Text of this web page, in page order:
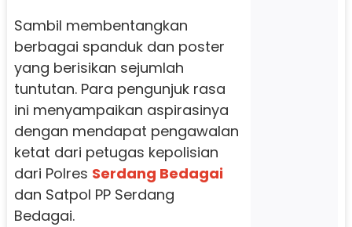
Sambil membentangkan
berbagai spanduk dan poster
yang berisikan sejumlah
tuntutan. Para pengunjuk rasa
ini menyampaikan aspirasinya
dengan mendapat pengawalan
ketat dari petugas kepolisian
dari Polres Serdang Bedagai
dan Satpol PP Serdang
Bedagai.